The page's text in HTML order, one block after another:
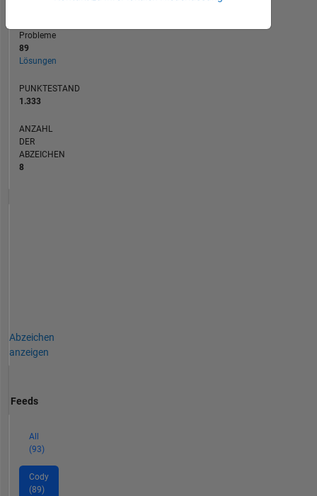
Probleme
89
Lösungen
PUNKTESTAND
1.333
ANZAHL
DER
ABZEICHEN
8
Abzeichen
anzeigen
Feeds
All
(93)
Cody
(89)